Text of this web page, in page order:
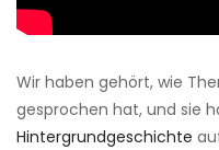
Wir haben gehört, wie
gesprochen hat, und sie
Hintergrundgeschichte